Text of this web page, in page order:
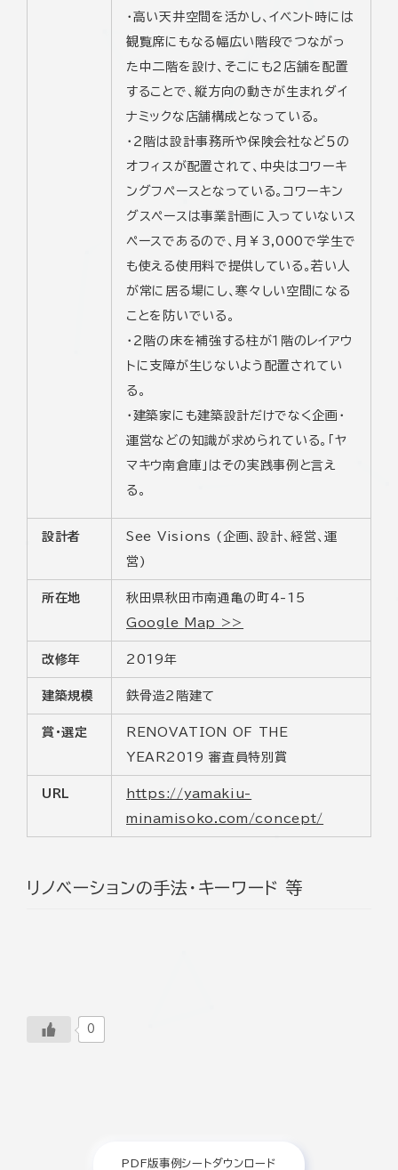
・高い天井空間を活かし、イベント時には
観覧席にもなる幅広い階段でつながっ
た中二階を設け、そこにも２店舗を配置
することで、縦方向の動きが生まれダイ
ナミックな店舗構成となっている。
・２階は設計事務所や保険会社など５の
オフィスが配置されて、中央はコワーキ
ングフペースとなっている。コワーキン
グスペースは事業計画に入っていないス
ペースであるので、月￥3,000で学生で
も使える使用料で提供している。若い人
が常に居る場にし、寒々しい空間になる
ことを防いでいる。
・２階の床を補強する柱が１階のレイアウ
トに支障が生じないよう配置されてい
る。
・建築家にも建築設計だけでなく企画・
運営などの知識が求められている。「ヤ
マキウ南倉庫」はその実践事例と言え
る。
設計者
See Visions (企画、設計、経営、運
営)
所在地
秋田県秋田市南通亀の町4-15
Google Map >>
改修年 2019年
建築規模 鉄骨造２階建て
賞・選定
RENOVATION OF THE
YEAR2019 審査員特別賞
URL
https://yamakiu-
minamisoko.com/concept/
リノベーションの手法・キーワード 等
0
PDF版事例シートダウンロード